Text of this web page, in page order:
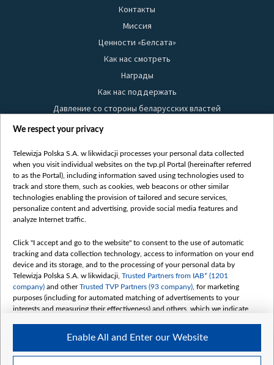
Контакты
Миссия
Ценности «Белсата»
Как нас смотреть
Награды
Как нас поддержать
Давление со стороны беларусских властей
Правила использования материалов
Безопасность
Youtube
Белсат news
Белсат Life
Belsat English
Biełsat PL
Белсат Now
Белсат Shorts
Белсат History
Белсат Music
Белсат Doc
My consents
We respect your privacy
Telewizja Polska S.A. w likwidacji processes your personal data collected
when you visit individual websites on the tvp.pl Portal (hereinafter referred
to as the Portal), including information saved using technologies used to
track and store them, such as cookies, web beacons or other similar
technologies enabling the provision of tailored and secure services,
personalize content and advertising, provide social media features and
analyze Internet traffic.
Click "I accept and go to the website" to consent to the use of automatic
tracking and data collection technology, access to information on your end
device and its storage, and to the processing of your personal data by
Telewizja Polska S.A. w likwidacji, Trusted Partners from IAB* (1201
company) and otherTrusted TVP Partners (93 company) , for marketing
purposes (including for automated matching of advertisements to your
interests and measuring their effectiveness) and others, which we indicate
The purposes of processing your data by TVP S.A. w likwidacji are as
follows:
Enable All and Enter our Website